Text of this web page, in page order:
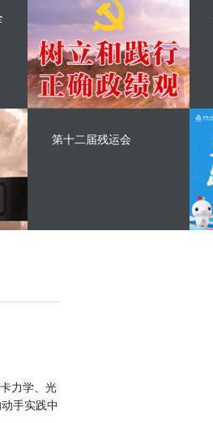
第十二届残运会
力学、光
手实践中